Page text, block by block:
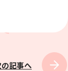
記事へ